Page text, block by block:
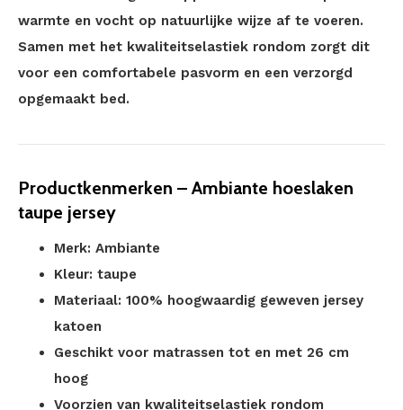
warmte en vocht op natuurlijke wijze af te voeren.
Samen met het kwaliteitselastiek rondom zorgt dit
voor een comfortabele pasvorm en een verzorgd
opgemaakt bed.
Productkenmerken – Ambiante hoeslaken
taupe jersey
Merk: Ambiante
Kleur: taupe
Materiaal: 100% hoogwaardig geweven jersey
katoen
Geschikt voor matrassen tot en met 26 cm
hoog
Voorzien van kwaliteitselastiek rondom